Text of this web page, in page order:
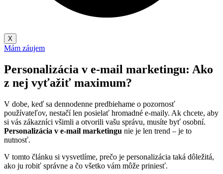
X
Mám záujem
Personalizácia v e-mail marketingu: Ako
z nej vyťažiť maximum?
V dobe, keď sa dennodenne predbiehame o pozornosť
používateľov, nestačí len posielať hromadné e-maily. Ak chcete, aby
si vás zákazníci všimli a otvorili vašu správu, musíte byť osobní.
Personalizácia v e-mail marketingu nie je len trend – je to
nutnosť.
V tomto článku si vysvetlíme, prečo je personalizácia taká dôležitá,
ako ju robiť správne a čo všetko vám môže priniesť.